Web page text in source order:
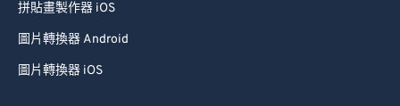
拼貼畫製作器 iOS
圖片轉換器 Android
圖片轉換器 iOS